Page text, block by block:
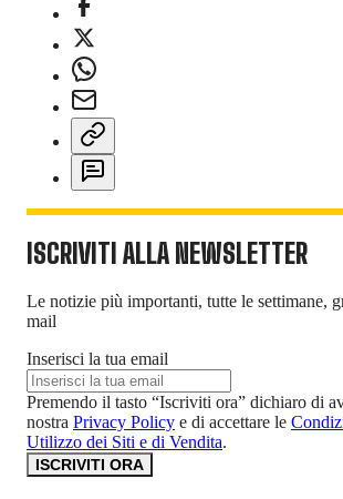
ISCRIVITI ALLA NEWSLETTER
Le notizie più importanti, tutte le settimane,
mail
Inserisci la tua email
Premendo il tasto “Iscriviti ora” dichiaro di
nostra Privacy Policy e di accettare le
Utilizzo dei Siti e di Vendita.
ISCRIVITI ORA